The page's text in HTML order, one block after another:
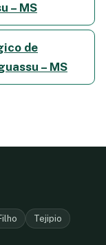
– MS
de
– MS
Tejipio